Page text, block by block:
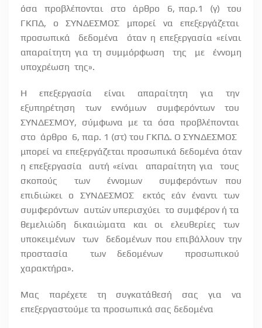
όσα
προβλέπονται στο άρθρο 6, παρ.1 (γ)
του
ΓΚΠΔ, ο ΣΥΝΔΕΣΜΟΣ μπορεί να επεξεργάζεται
προσωπικά
δεδομένα
όταν η επεξεργασία «είναι
απαραίτητη για τη συμμόρφωση
της με
έννομη
υποχρέωση της».
Η επεξεργασία είναι απαραίτητη για
την
εξυπηρέτηση
των εννόμων συμφερόντων
του
ΣΥΝΔΕΣΜΟΥ, σύμφωνα με τα όσα προβλέπονται
στο άρθρο 6, παρ. 1 (στ) του ΓΚΠΔ. Ο ΣΥΝΔΕΣΜΟΣ
μπορεί να επεξεργάζεται προσωπικά δεδομένα όταν
η επεξεργασία
αυτή «είναι απαραίτητη για
τους
σκοπούς
των έννομων
συμφερόντων που
επιδιώκει ο ΣΥΝΔΕΣΜΟΣ εκτός εάν έναντι των
συμφερόντων αυτών υπερισχύει το συμφέρον ή τα
θεμελιώδη
δικαιώματα και οι ελευθερίες
των
υποκειμένων
των
δεδομένων που επιβάλλουν την
προστασία
των δεδομένων
προσωπικού
χαρακτήρα».
Μας παρέχετε τη συγκατάθεσή σας για να
επεξεργαστούμε τα προσωπικά σας δεδομένα